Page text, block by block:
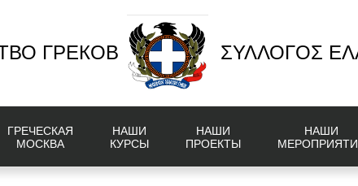
ГРЕКОВ ΣΥΛΛΟΓΟΣ
ГРЕЧЕСКАЯ
МОСКВА
НАШИ
КУРСЫ
НАШИ
ПРОЕКТЫ
НАШИ